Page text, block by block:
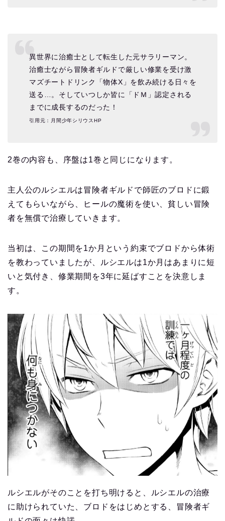
異世界に治癒士として転生した元サラリーマン。
治癒士ながら冒険者ギルドで厳しい修業を受け激
マズチートドリンク「物体X」を飲み続ける日々を
送る…。そしていつしか皆に「ドＭ」認定される
までに成長するのだった！
引用元：月間少年シリウスHP
2巻の内容も、序盤は1巻と同じになります。
主人公のルシエルは冒険者ギルドで師匠のブロドに鍛
えてもらいながら、ヒールの魔術を使い、貧しい冒険
者を無償で治療していきます。
当初は、この期間を1か月という約束でブロドから体術
を教わっていましたが、ルシエルは1か月はあまりに短
いと気付き、修業期間を3年に延ばすことを決意しま
す。
ルシエルがそのことを打ち明けると、ルシエルの治療
に助けられていた、ブロドをはじめとする、冒険者ギ